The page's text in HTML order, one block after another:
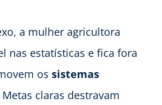
a mulher agricultora
nas estatísticas e fica fora
os sistemas
Metas claras destravam